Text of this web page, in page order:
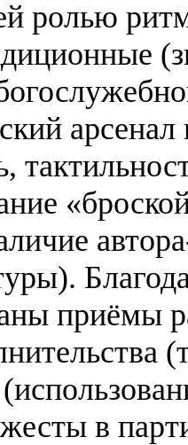
ролью
приёмы
в